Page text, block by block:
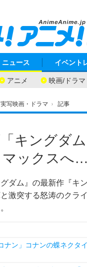
ニュース
アニメ 映画/ドラマ
イベント
実写映画・ドラマ › 記事
キングダ
ックスへ
ダム』の最新作『キ
激突する怒涛のクラ
ナン」コナンの蝶ネクタ